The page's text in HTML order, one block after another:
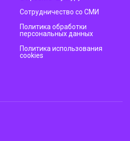
Сотрудничество со СМИ
Политика обработки
персональных данных
Политика использования
cookies